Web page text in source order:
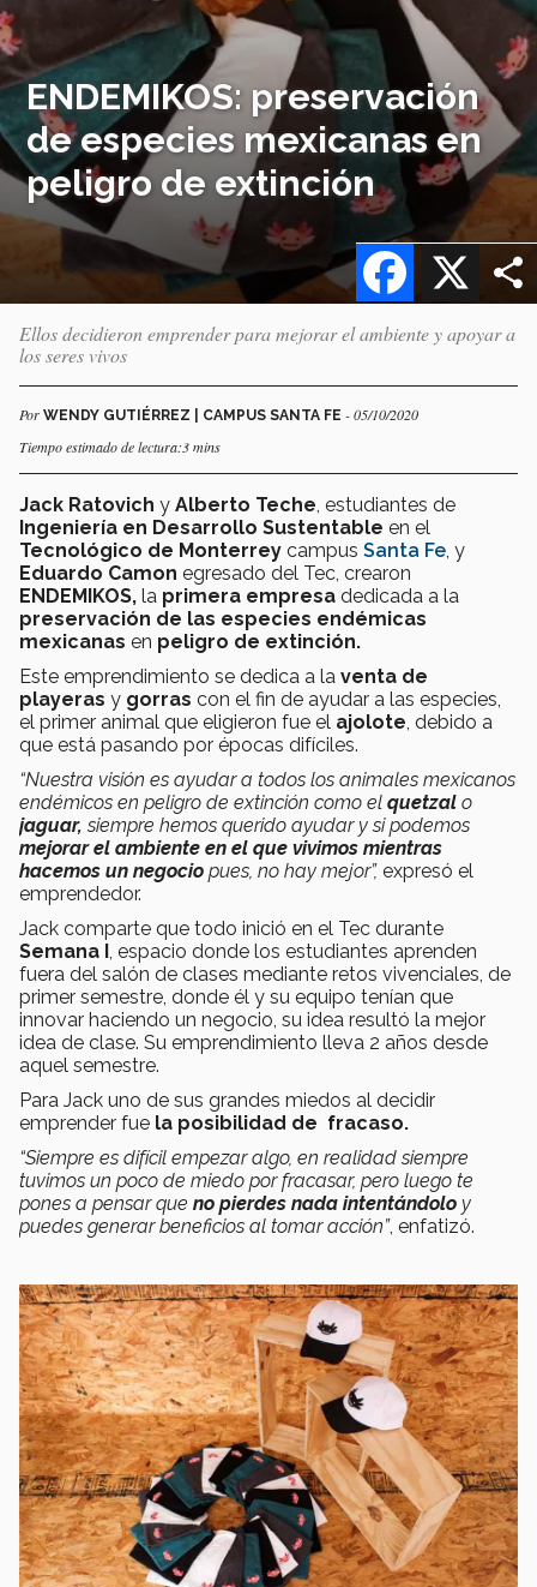
ENDEMIKOS: preservación
de especies mexicanas en
peligro de extinción
X
Facebook
Ellos decidieron emprender para mejorar el ambiente y apoyar a
los seres vivos
Por WENDY GUTIÉRREZ | CAMPUS SANTA FE - 05/10/2020
Tiempo estimado de lectura:3 mins
Jack Ratovich y Alberto Teche , estudiantes de
Ingeniería en Desarrollo Sustentable en el
Tecnológico de Monterrey campus Santa Fe , y
Eduardo Camon egresado del Tec, crearon
ENDEMIKOS, la primera empresa dedicada a la
preservación de las especies endémicas
mexicanas en peligro de extinción.
Este emprendimiento se dedica a la venta de
playeras y gorras con el fin de ayudar a las especies,
el primer animal que eligieron fue el ajolote , debido a
que está pasando por épocas difíciles.
“Nuestra visión es ayudar a todos los animales mexicanos
endémicos en peligro de extinción como el quetzal o
jaguar, siempre hemos querido ayudar y si podemos
mejorar el ambiente en el que vivimos mientras
hacemos un negocio pues, no hay mejor”, expresó el
emprendedor.
Jack comparte que todo inició en el Tec durante
Semana I , espacio donde los estudiantes aprenden
fuera del salón de clases mediante retos vivenciales, de
primer semestre, donde él y su equipo tenían que
innovar haciendo un negocio, su idea resultó la mejor
idea de clase. Su emprendimiento lleva 2 años desde
aquel semestre.
Para Jack uno de sus grandes miedos al decidir
emprender fue la posibilidad de fracaso.
“Siempre es difícil empezar algo, en realidad siempre
tuvimos un poco de miedo por fracasar, pero luego te
pones a pensar que no pierdes nada intentándolo y
puedes generar beneficios al tomar acción”, enfatizó.